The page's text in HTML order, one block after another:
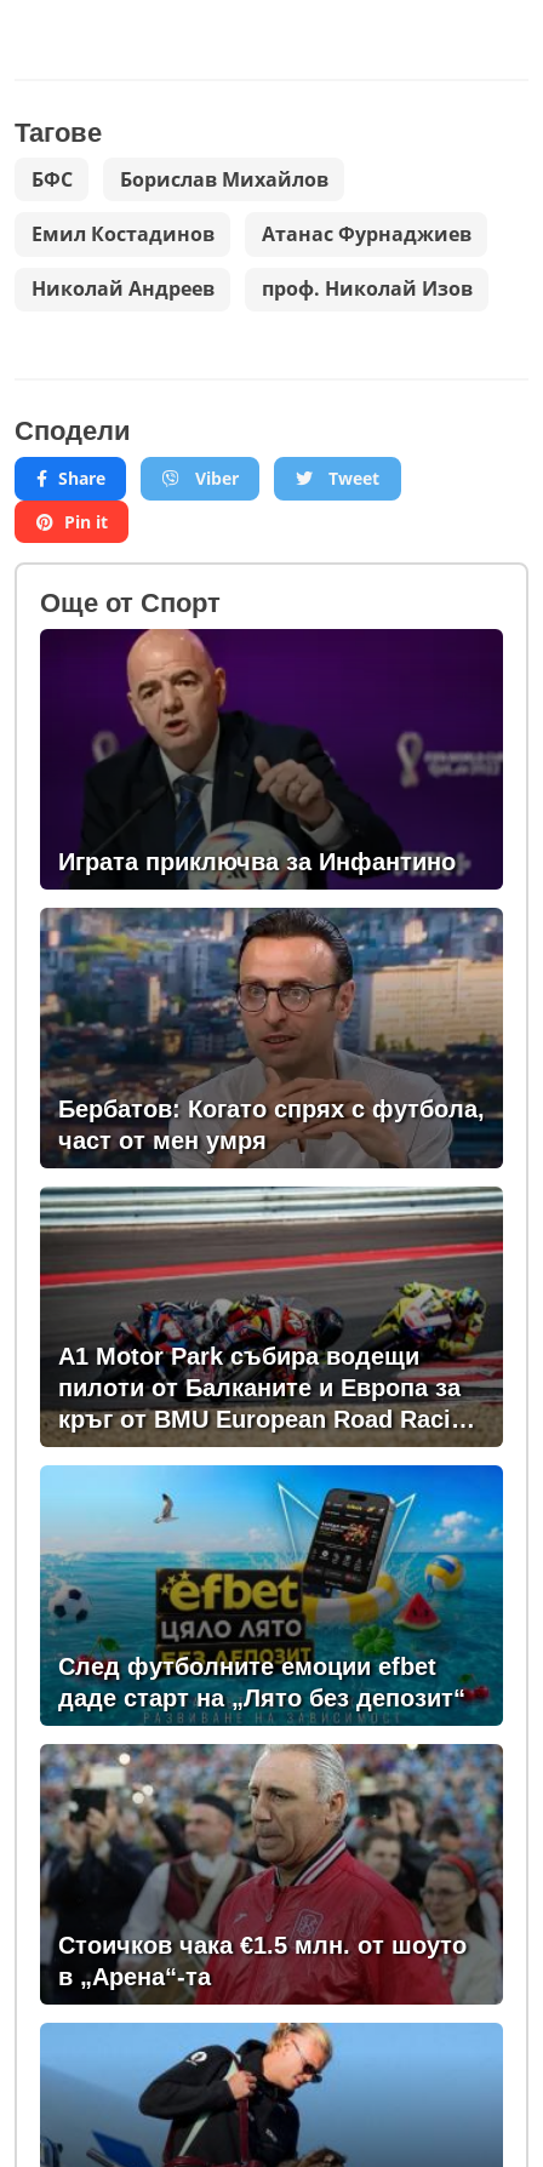
Тагове
БФС Борислав Михайлов
Емил Костадинов Атанас Фурнаджиев
Николай Андреев проф. Николай Изов
Сподели
Share Viber
Tweet
Pin it
Oще от Спорт
Играта приключва за Инфантино
Бербатов: Когато спрях с футбола,
част от мен умря
A1 Motor Park събира водещи
пилоти от Балканите и Европа за
кръг от BMU European Road Racing
Championship 2026
След футболните емоции efbet
даде старт на „Лято без депозит“
Стоичков чака €1.5 млн. от шоуто
в „Арена“-та